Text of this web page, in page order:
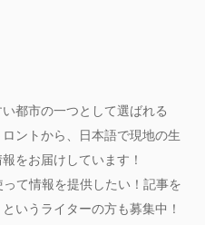
都市の一つとして選ばれる
ントから、日本語で現地の生
をお届けしています！
て情報を提供したい！記事を
いうライターの方も募集中！